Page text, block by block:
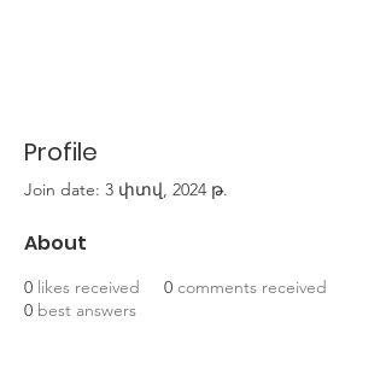
Profile
Join date: 3 փտվ, 2024 թ.
About
0 likes received 0 comments received
0 best answers